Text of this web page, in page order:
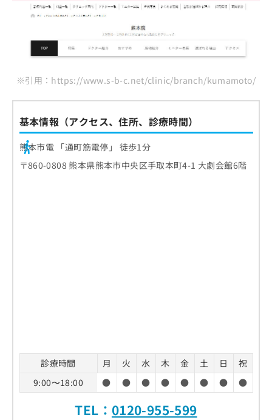
※引用：https://www.s-b-c.net/clinic/branch/kumamoto/
基本情報（アクセス、住所、診療時間）
熊本市電 「通町筋電停」 徒歩1分
〒860-0808 熊本県熊本市中央区手取本町4-1 大劇会館6階
診療時間 月 火 水 木 金 土 日
祝
9:00〜18:00
● ● ● ● ● ● ● ●
TEL： 0120-955-599